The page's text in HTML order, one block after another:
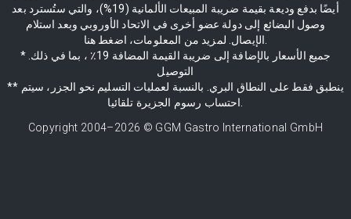
أيضًا بدفع وديعة بقيمة ضريبة المبيعات الألمانية (19%)، والتي ستُسترد بعد
وصول البضائع إلى دولة عضو أخرى في الاتحاد الأوروبي وبعد استلام
* جميع الأسعار بالإضافة إلى ضريبة القيمة المضافة 19٪ ، بما في ذلك.
التوصيل
** ينطبق فقط على النطاق البري. بالنسبة لعمليات التسليم نحو الجزر، سيتم
Copyright 2004–2026 © GGM Gastro International GmbH